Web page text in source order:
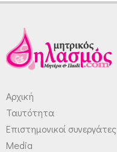
Αρχική
Ταυτότητα
Επιστημονικοί συνεργάτες
Media